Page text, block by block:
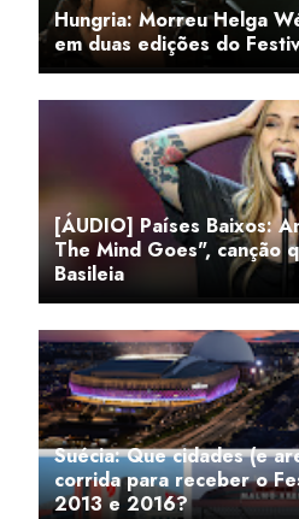
Hungria: Morreu Helga
em duas edições do
[ÁUDIO] Países Baixos:
The Mind Goes", canção
Basileia
Suécia: Que cidades (e
corrida para receber o
2013 e 2016?